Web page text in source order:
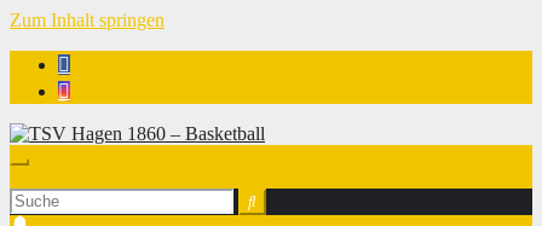
Zum Inhalt springen